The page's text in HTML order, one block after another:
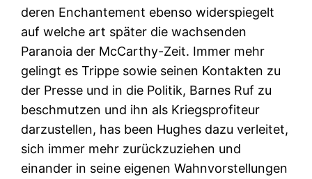
deren Enchantement ebenso widerspiegelt
auf welche art später die wachsenden
Paranoia der McCarthy-Zeit. Immer mehr
gelingt es Trippe sowie seinen Kontakten zu
der Presse und in die Politik, Barnes Ruf zu
beschmutzen und ihn als Kriegsprofiteur
darzustellen, has been Hughes dazu verleitet,
sich immer mehr zurückzuziehen und
einander in seine eigenen Wahnvorstellungen